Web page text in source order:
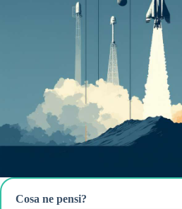
Cosa ne pensi?